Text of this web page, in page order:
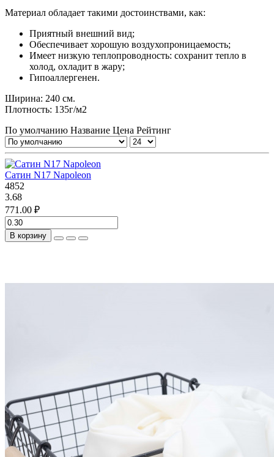
Материал обладает такими достоинствами, как:
Приятный внешний вид;
Обеспечивает хорошую воздухопроницаемость;
Имеет низкую теплопроводность: сохранит тепло в
холод, охладит в жару;
Гипоаллергенен.
Ширина: 240 см.
Плотность: 135г/м2
По умолчанию Название Цена Рейтинг
Сатин N17 Napoleon
4852
3.68
771.00 ₽
В корзину